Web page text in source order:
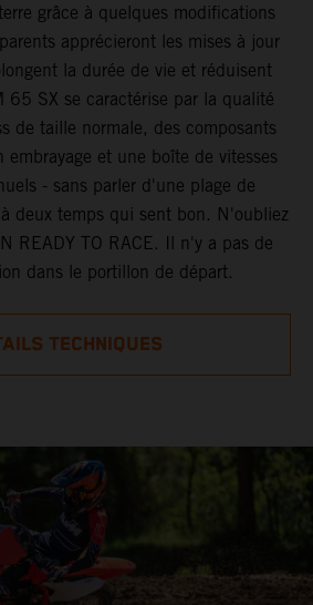
grâce à quelques modifications
apprécieront les mises à jour
la durée de vie et réduisent
65 SX se caractérise par la qualité
de taille normale, des composants
embrayage et une boîte de vitesses
- sans parler d'une plage de
deux temps qui sent bon. N'oubliez
READY TO RACE. Il n'y a pas de
dans le portillon de départ.
TECHNIQUES